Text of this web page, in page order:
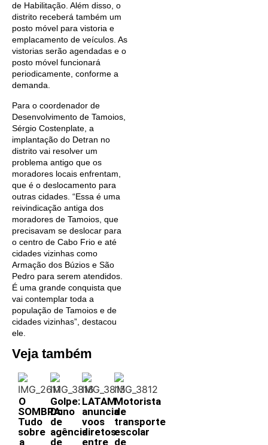
de Habilitação. Além disso, o
distrito receberá também um
posto móvel para vistoria e
emplacamento de veículos. As
vistorias serão agendadas e o
posto móvel funcionará
periodicamente, conforme a
demanda.
Para o coordenador de
Desenvolvimento de Tamoios,
Sérgio Costenplate, a
implantação do Detran no
distrito vai resolver um
problema antigo que os
moradores locais enfrentam,
que é o deslocamento para
outras cidades. “Essa é uma
reivindicação antiga dos
moradores de Tamoios, que
precisavam se deslocar para
o centro de Cabo Frio e até
cidades vizinhas como
Armação dos Búzios e São
Pedro para serem atendidos.
É uma grande conquista que
vai contemplar toda a
população de Tamoios e de
cidades vizinhas”, destacou
ele.
Veja também
O
SOMBRA:
Tudo
sobre
a
Golpe:
Dono
de
agência
de
LATAM
anuncia
voos
diretos
entre
Motorista
de
transporte
escolar
de